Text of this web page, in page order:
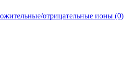
отрицательные ионы (0)